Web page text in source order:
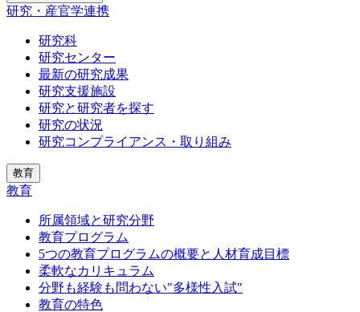
研究・産官学連携
研究科
研究センター
最新の研究成果
研究支援施設
研究と研究者を探す
研究の状況
研究コンプライアンス・取り組み
教育
教育
所属領域と研究分野
教育プログラム
5つの教育プログラムの概要と人材育成目標
柔軟なカリキュラム
分野も経験も問わない"多様性入試"
教育の特色